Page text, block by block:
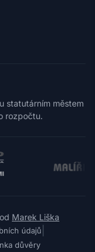
statutárním městem
rozpočtu.
od Marek Liška
údajů
důvěry